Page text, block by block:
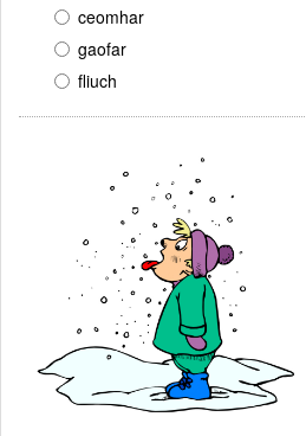
ceomhar
gaofar
fliuch